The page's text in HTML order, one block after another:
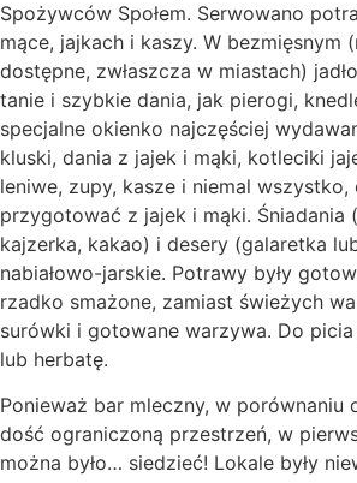
Spożywców Społem. Serwowano
mące, jajkach i kaszy. W bezmięsnym
dostępne, zwłaszcza w miastach)
tanie i szybkie dania, jak pierogi,
specjalne okienko najczęściej
kluski, dania z jajek i mąki, kotleciki
leniwe, zupy, kasze i niemal wszystko,
przygotować z jajek i mąki. Śniadania
kajzerka, kakao) i desery (galaretka
nabiałowo-jarskie. Potrawy były
rzadko smażone, zamiast świeżych
surówki i gotowane warzywa. Do
lub herbatę.
Ponieważ bar mleczny, w porównaniu
dość ograniczoną przestrzeń, w
można było… siedzieć! Lokale były